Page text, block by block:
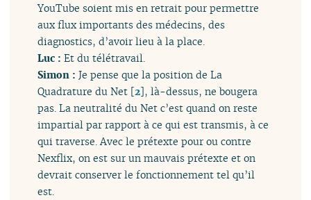
YouTube soient mis en retrait pour permettre
aux flux importants des médecins, des
diagnostics, d’avoir lieu à la place.
Luc :Et du télétravail.
Simon :Je pense que la position de La
Quadrature du Net [2], là-dessus, ne bougera
pas. La neutralité du Net c’est quand on reste
impartial par rapport à ce qui est transmis, à ce
qui traverse. Avec le prétexte pour ou contre
Nexflix, on est sur un mauvais prétexte et on
devrait conserver le fonctionnement tel qu’il
est.